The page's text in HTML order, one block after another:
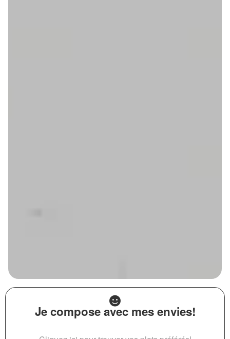
Je compose avec mes envies!